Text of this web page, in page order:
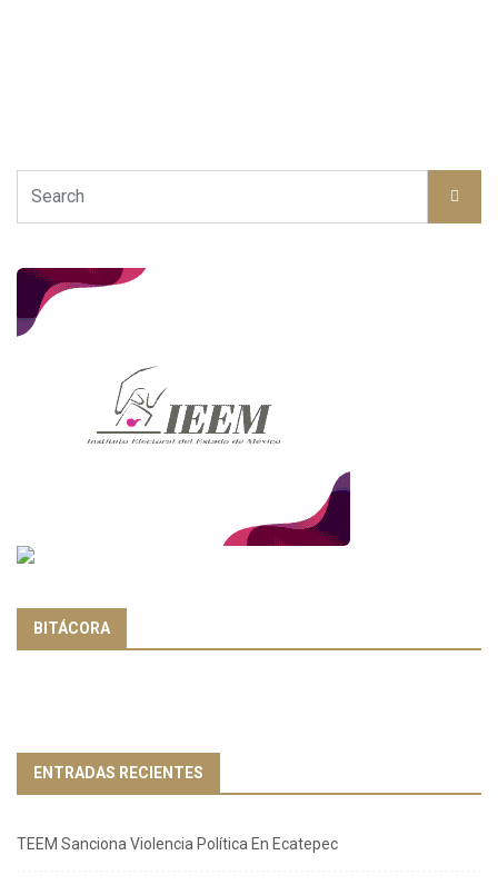
BITÁCORA
ENTRADAS RECIENTES
TEEM Sanciona Violencia Política En Ecatepec